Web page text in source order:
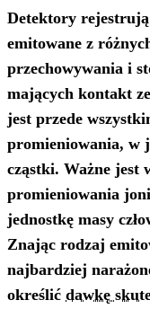
Detektory rejestrują
emitowane z
przechowywania i
mających kontakt
jest przede
promieniowania, w
cząstki. Ważne jest
promieniowania
jednostkę masy
Znając rodzaj
najbardziej
określić dawkę